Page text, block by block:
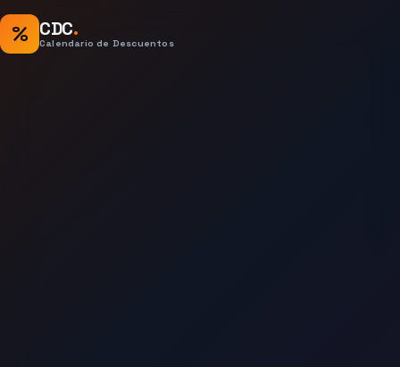
% CDC.
Calendario de Descuentos